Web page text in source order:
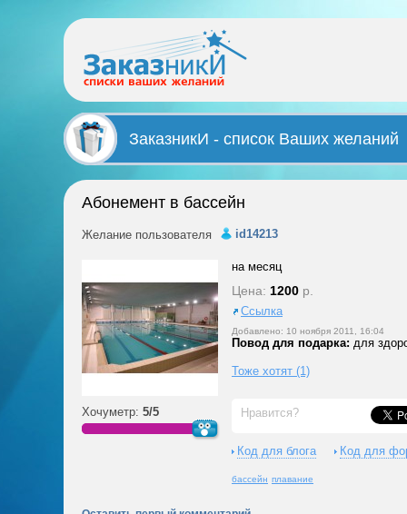
ЗаказникИ - список Ваших желаний
Абонемент в бассейн
Желание пользователя id14213
Хочуметр: 5/5
на месяц
Цена: 1200 р.
Ссылка
Добавлено: 10 ноября 2011, 16:04
Повод для подарка: для
Тоже хотят (1)
Нравится?
Код для блога Код для
бассейн плавание